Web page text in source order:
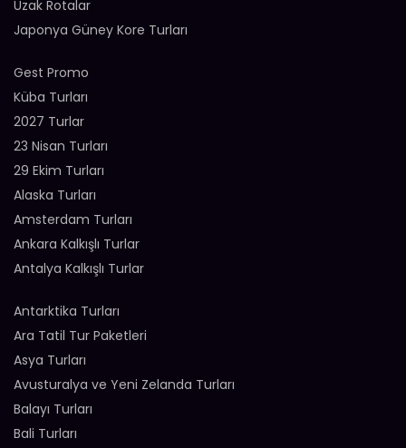
Uzak Rotalar
Japonya Güney Kore Turları
Gest Promo
Küba Turları
2027 Turlar
23 Nisan Turları
29 Ekim Turları
Alaska Turları
Amsterdam Turları
Ankara Kalkışlı Turlar
Antalya Kalkışlı Turlar
Antarktika Turları
Ara Tatil Tur Paketleri
Asya Turları
Avusturalya ve Yeni Zelanda Turları
Balayı Turları
Bali Turları